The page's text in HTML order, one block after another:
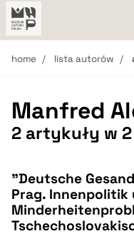
home lista autorów
Manfred
2 artykuły w
"Deutsche
Prag. Innenpolitik